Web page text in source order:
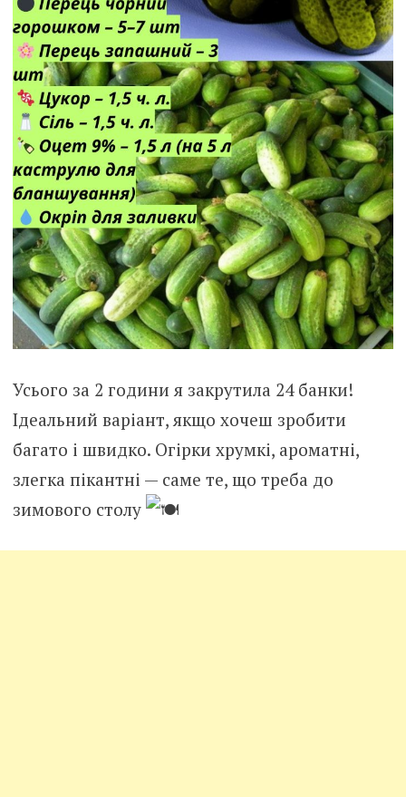
Усього за 2 години я закрутила 24 банки!
Ідеальний варіант, якщо хочеш зробити
багато і швидко. Огірки хрумкі, ароматні,
злегка пікантні — саме те, що треба до
зимового столу